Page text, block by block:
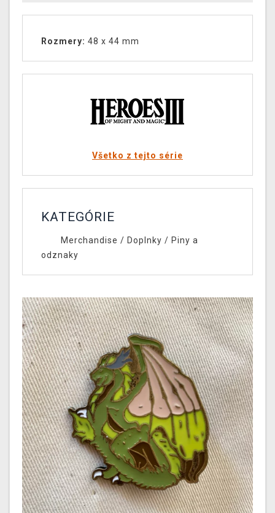
Rozmery: 48 x 44 mm
Všetko z tejto série
KATEGÓRIE
Merchandise / Doplnky / Piny a
odznaky